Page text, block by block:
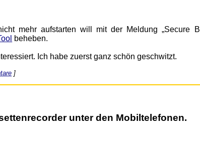
mehr aufstarten will mit der Meldung „Secure
beheben.
Ich habe zuerst ganz schön geschwitzt.
]
unter den Mobiltelefonen.